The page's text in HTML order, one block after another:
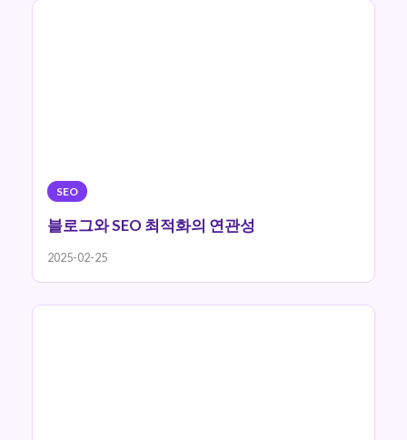
SEO
블로그와 SEO 최적화의 연관성
2025-02-25